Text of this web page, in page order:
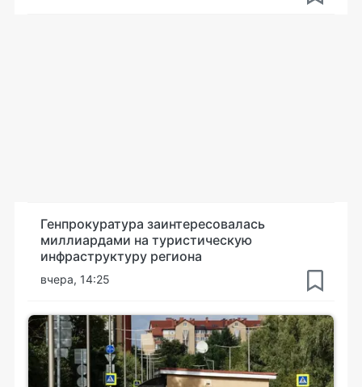
Генпрокуратура заинтересовалась
миллиардами на туристическую
инфраструктуру региона
вчера, 14:25